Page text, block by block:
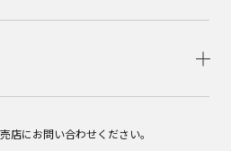
にお問い合わせください。